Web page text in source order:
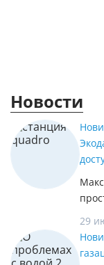
Новости
29